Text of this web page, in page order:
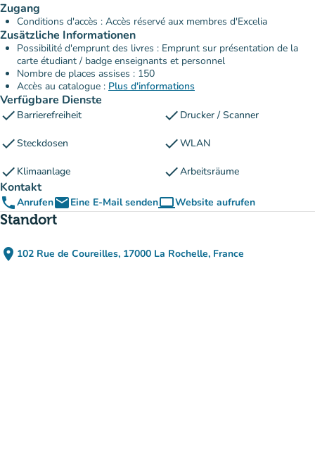
Zugang
Conditions d'accès : Accès réservé aux membres d'Excelia
Zusätzliche Informationen
Possibilité d'emprunt des livres : Emprunt sur présentation de la
carte étudiant / badge enseignants et personnel
Nombre de places assises : 150
Accès au catalogue : Plus d'informations
Verfügbare Dienste
check Barrierefreiheit check Drucker / Scanner
checkSteckdosen checkWLAN
check Klimaanlage checkArbeitsräume
Kontakt
phoneAnrufenemailEine E-Mail sendencomputerWebsite aufrufen
(new tab)
Standort
place 102 Rue de Coureilles, 17000 La Rochelle, France
(in Google Maps öffnen)
(new tab)